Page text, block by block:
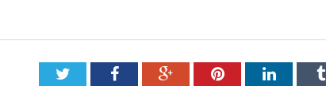
TwitterFacebookGoogle+PinterestLinkedIn